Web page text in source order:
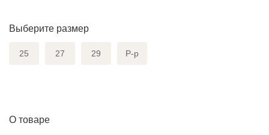
Выберите размер
25 27 29 Р-р
О товаре